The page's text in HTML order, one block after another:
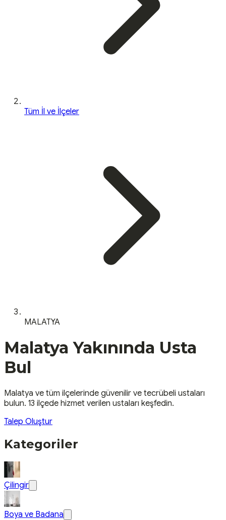
Tüm İl ve İlçeler
MALATYA
Malatya Yakınında Usta
Bul
Malatya ve tüm ilçelerinde güvenilir ve tecrübeli ustaları
bulun. 13 ilçede hizmet verilen ustaları keşfedin.
Talep Oluştur
Kategoriler
Çilingir
Boya ve Badana